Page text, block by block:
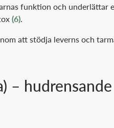
funktion och underlättar
(6).
att stödja leverns och
–